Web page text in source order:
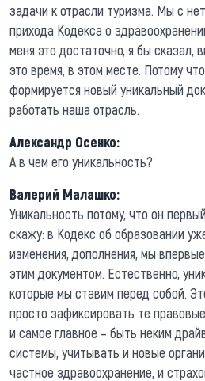
задачи к отрасли туризма. Мы с
прихода Кодекса о
меня это достаточно, я бы сказал,
это время, в этом месте. Потому
формируется новый уникальный
работать наша отрасль.
Александр Осенко:
А в чем его уникальность?
Валерий Малашко:
Уникальность потому, что он
скажу: в Кодекс об образовании
изменения, дополнения, мы
этим документом. Естественно,
которые мы ставим перед собой.
просто зафиксировать те
и самое главное – быть неким
системы, учитывать и новые
частное здравоохранение, и